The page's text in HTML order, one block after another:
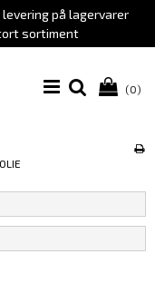
levering på lagervarer
sortiment
(0)